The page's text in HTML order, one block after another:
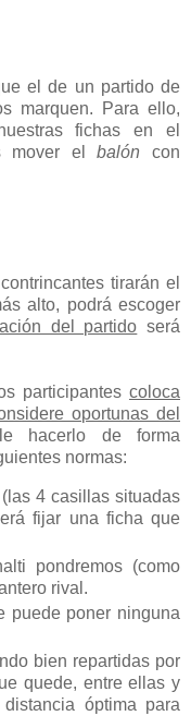
el de un partido de
marquen. Para ello,
fichas en el
mover elbalón con
tirarán el
alto, podrá escoger
del partido será
participantes coloca
oportunas del
hacerlo de forma
normas:
4 casillas situadas
fijar una ficha que
pondremos (como
rival.
puede poner ninguna
bien repartidas por
quede, entre ellas y
óptima para